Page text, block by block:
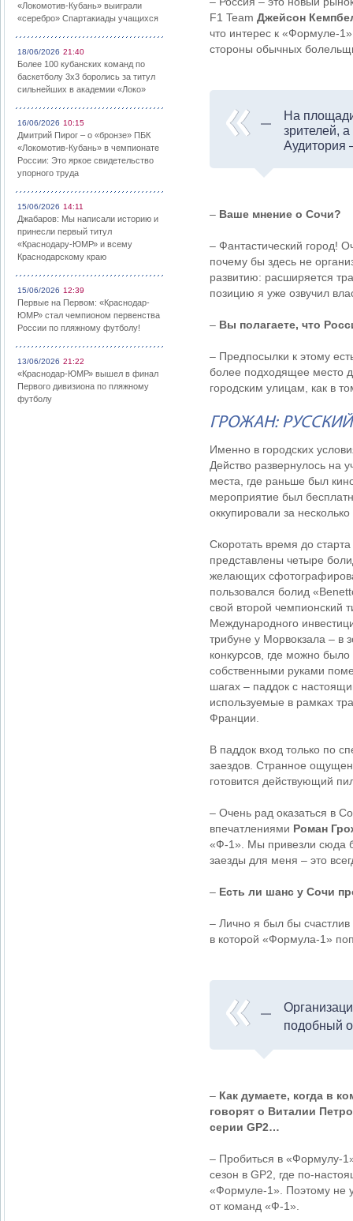
«Локомотив-Кубань» выиграли
«серебро» Спартакиады учащихся
18/06/2026 21:40
Более 100 кубанских команд по
баскетболу 3х3 боролись за титул
сильнейших в академии «Локо»
16/06/2026 10:15
Дмитрий Пирог – о «бронзе» ПБК
«Локомотив-Кубань» в чемпионате
России: Это яркое свидетельство
упорного труда
15/06/2026 14:11
Джабаров: Мы написали историю и
принесли первый титул
«Краснодару-ЮМР» и всему
Краснодарскому краю
15/06/2026 12:39
Первые на Первом: «Краснодар-
ЮМР» стал чемпионом первенства
России по пляжному футболу!
13/06/2026 21:22
«Краснодар-ЮМР» вышел в финал
Первого дивизиона по пляжному
футболу
F1 Team Джейсон
что интерес к «Формуле-
стороны обычных
На
зрителей,
Аудитория
– Ваше мнение о Сочи?
– Фантастический город!
почему бы здесь не
развитию: расширяется
позицию я уже озвучил
– Вы полагаете, что
– Предпосылки к этому
более подходящее место
городским улицам, как в
ГРОЖАН:
Именно в городских
Действо развернулось на
места, где раньше был
мероприятие был
оккупировали за
Скоротать время до
представлены четыре
желающих
пользовался болид
свой второй чемпионский
Международного
трибуне у Морвокзала – в
конкурсов, где можно
собственными руками
шагах – паддок с
используемые в рамках
Франции
В паддок вход только по
заездов. Странное
готовится действующий
– Очень рад оказаться в
впечатлениями Роман
«Ф-1». Мы привезли сюда
заезды для меня – это
– Есть ли шанс у Сочи
– Лично я был бы
в которой «Формула-1»
подобный
– Как думаете, когда в
говорят о Виталии
серии GP2…
– Пробиться в «Формулу-
сезон в GP2, где по-
«Формуле-1». Поэтому не
от команд «Ф-1».